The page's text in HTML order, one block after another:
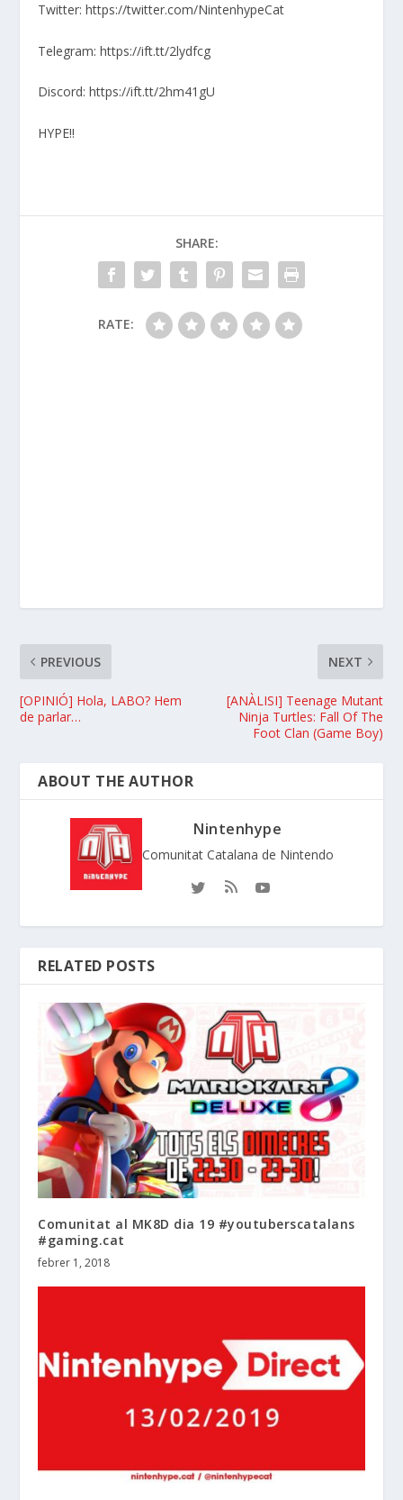
Twitter: https://twitter.com/NintenhypeCat
Telegram: https://ift.tt/2lydfcg
Discord: https://ift.tt/2hm41gU
HYPE!!
SHARE:
RATE:
PREVIOUS
[OPINIÓ] Hola, LABO? Hem
de parlar…
NEXT
[ANÀLISI] Teenage Mutant
Ninja Turtles: Fall Of The
Foot Clan (Game Boy)
ABOUT THE AUTHOR
Nintenhype
Comunitat Catalana de Nintendo
RELATED POSTS
Comunitat al MK8D dia 19 #youtuberscatalans
#gaming.cat
febrer 1, 2018